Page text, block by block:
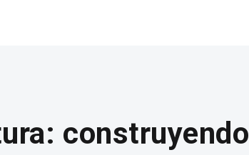
construyendo